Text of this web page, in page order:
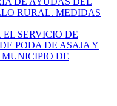
RURAL. MEDIDAS
EL SERVICIO DE
PODA DE ASAJA Y
DE